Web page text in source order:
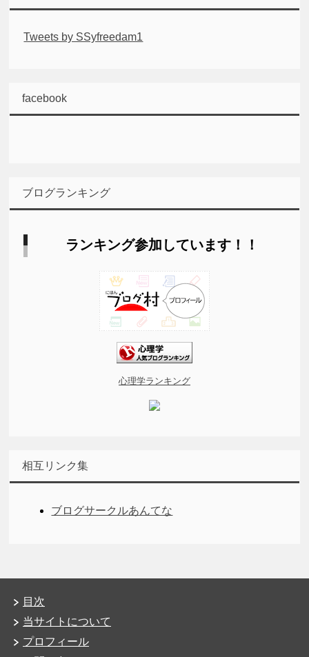
Tweets by SSyfreedam1
facebook
ブログランキング
ランキング参加しています！！
心理学ランキング
相互リンク集
ブログサークルあんてな
目次
当サイトについて
プロフィール